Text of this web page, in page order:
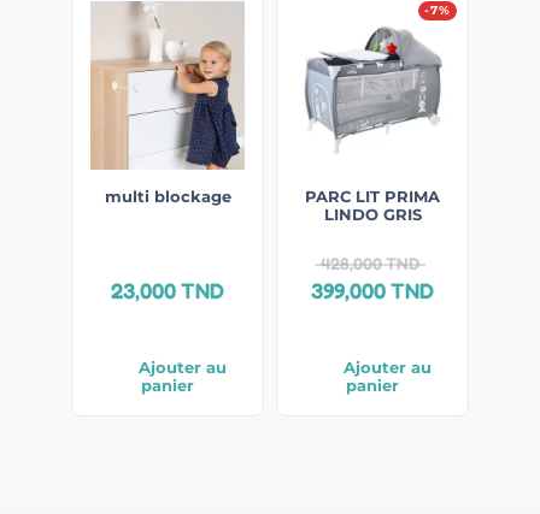
multi blockage
23,000TND
Ajouter au
panier
-7%
PARC LIT PRIMA
LINDO GRIS
428,000TND
399,000TND
Ajouter au
panier